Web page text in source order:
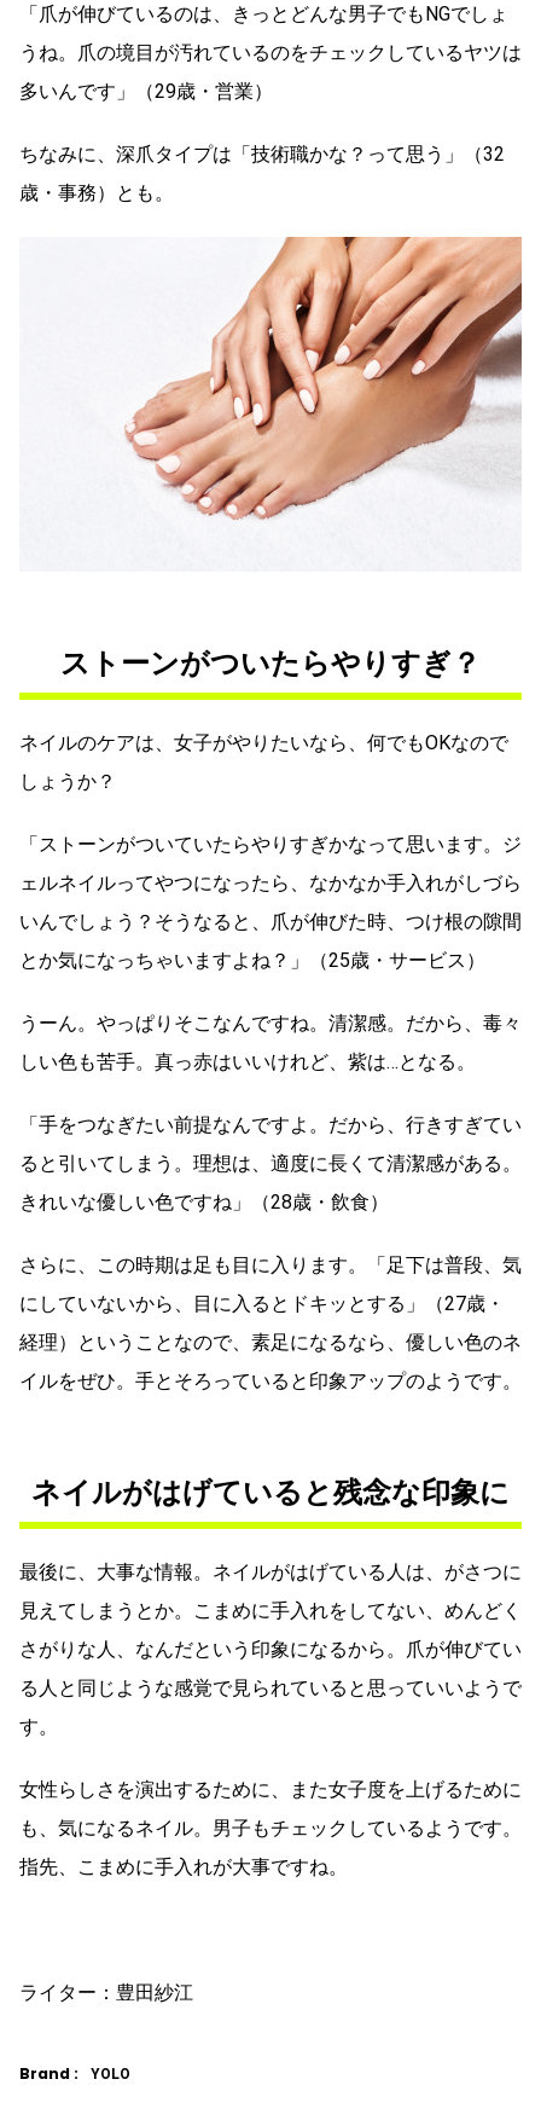
「爪が伸びているのは、きっとどんな男子でもNGでしょ
うね。爪の境目が汚れているのをチェックしているヤツは
多いんです」（29歳・営業）
ちなみに、深爪タイプは「技術職かな？って思う」（32
歳・事務）とも。
ストーンがついたらやりすぎ？
ネイルのケアは、女子がやりたいなら、何でもOKなので
しょうか？
「ストーンがついていたらやりすぎかなって思います。ジ
ェルネイルってやつになったら、なかなか手入れがしづら
いんでしょう？そうなると、爪が伸びた時、つけ根の隙間
とか気になっちゃいますよね？」（25歳・サービス）
うーん。やっぱりそこなんですね。清潔感。だから、毒々
しい色も苦手。真っ赤はいいけれど、紫は…となる。
「手をつなぎたい前提なんですよ。だから、行きすぎてい
ると引いてしまう。理想は、適度に長くて清潔感がある。
きれいな優しい色ですね」（28歳・飲食）
さらに、この時期は足も目に入ります。「足下は普段、気
にしていないから、目に入るとドキッとする」（27歳・
経理）ということなので、素足になるなら、優しい色のネ
イルをぜひ。手とそろっていると印象アップのようです。
ネイルがはげていると残念な印象に
最後に、大事な情報。ネイルがはげている人は、がさつに
見えてしまうとか。こまめに手入れをしてない、めんどく
さがりな人、なんだという印象になるから。爪が伸びてい
る人と同じような感覚で見られていると思っていいようで
す。
女性らしさを演出するために、また女子度を上げるために
も、気になるネイル。男子もチェックしているようです。
指先、こまめに手入れが大事ですね。
ライター：豊田紗江
Brand : YOLO